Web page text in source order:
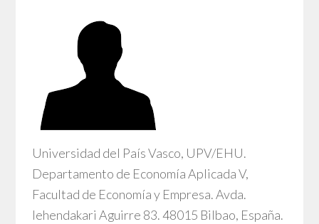
Universidad del País Vasco, UPV/EHU.
Departamento de Economía Aplicada V,
Facultad de Economía y Empresa. Avda.
lehendakari Aguirre 83. 48015 Bilbao, España.